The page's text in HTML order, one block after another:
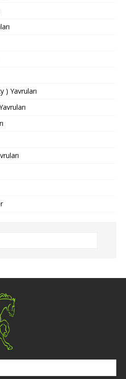
) Yavruları